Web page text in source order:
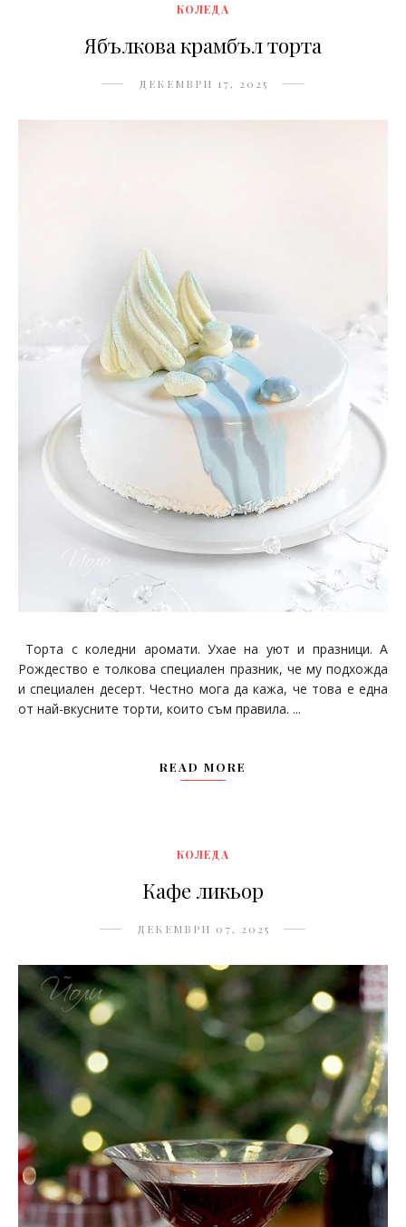
КОЛЕДА
Ябълкова крамбъл торта
ДЕКЕМВРИ 17, 2025
Торта с коледни аромати. Ухае на уют и празници. А
Рождество е толкова специален празник, че му подхожда
и специален десерт. Честно мога да кажа, че това е една
от най-вкусните торти, които съм правила. ...
READ MORE
КОЛЕДА
Кафе ликьор
ДЕКЕМВРИ 07, 2025